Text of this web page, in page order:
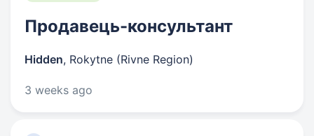
Продавець-консультант
Hidden, Rokytne (Rivne Region)
3 weeks ago